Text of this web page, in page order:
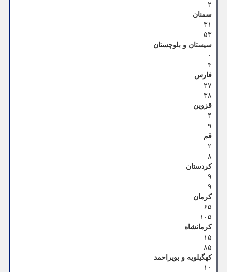
۲
سمنان
۳۱
۵۳
سیستان و بلوچستان
۰
۴
فارس
۲۷
۳۸
قزوین
۴
۹
قم
۲
۸
کردستان
۹
۹
کرمان
۶۵
۱۰۵
کرمانشاه
۱۵
۸۵
کهگیلویه و بویراحمد
۱۰